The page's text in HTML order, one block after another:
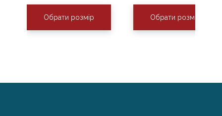
Обрати розмір Обрати розмір